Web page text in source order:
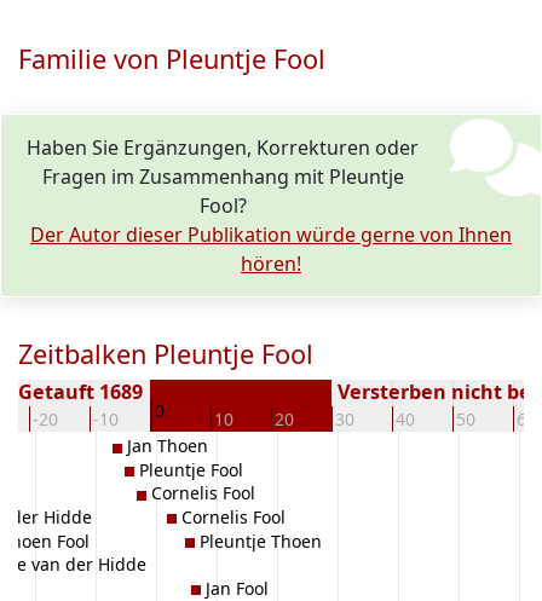
Familie von Pleuntje Fool
Haben Sie Ergänzungen, Korrekturen oder
Fragen im Zusammenhang mit Pleuntje
Fool?
Der Autor dieser Publikation würde gerne von Ihnen
hören!
Zeitbalken Pleuntje Fool
-20 -10 0 10 20 30 40 50 60
Getauft 1689 Versterben nicht
der Hidde
Fool
van der Hidde
Jan Thoen
Pleuntje Fool
Cornelis Fool
Cornelis Fool
Pleuntje Thoen
Jan Fool